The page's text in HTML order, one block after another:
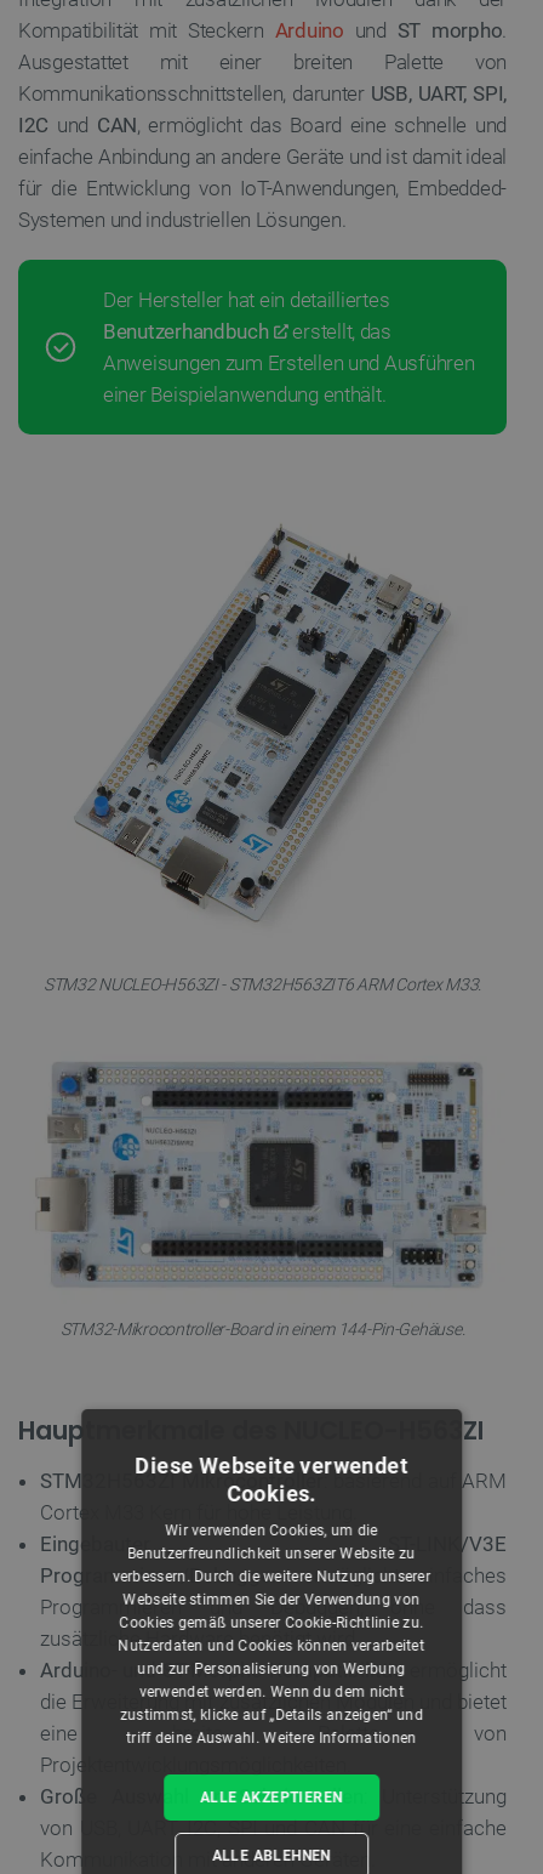
Kompatibilität mit Steckern Arduino und ST morpho
Ausgestattet mit einer breiten Palette von
Kommunikationsschnittstellen, darunter USB, UART, SPI,
I2C und CAN, ermöglicht das Board eine schnelle und
einfache Anbindung an andere Geräte und ist damit ideal
für die Entwicklung von IoT-Anwendungen, Embedded-
Systemen und industriellen Lösungen.
Der Hersteller hat ein detailliertes
Benutzerhandbuch
erstellt, das
Anweisungen zum Erstellen und Ausführen
einer Beispielanwendung enthält.
STM32 NUCLEO-H563ZI - STM32H563ZIT6 ARM Cortex M33.
STM32-Mikrocontroller-Board in einem 144-Pin-Gehäuse.
Hauptmerkmale des NUCLEO-H563ZI
STM32H563ZI Mikrocontroller: basierend auf ARM
Cortex M33 Kern für hohe Leistung.
Eingebauter ST-LINK/V3E
Programmierer/Debugger: ermöglicht einfaches
Programmieren und Debuggen, ohne dass
zusätzliche Hardware benötigt wird.
Arduino- und ST-Morpho-Kompatibilität: ermöglicht
die Erweiterung mit zusätzlichen Modulen und bietet
eine breite Palette von
Projektentwicklungsmöglichkeiten.
Große Auswahl an Schnittstellen
: Unterstützung
von USB, UART, I2C, SPI und CAN für eine einfache
Kommunikation mit anderen Geräten.
Diese Webseite verwendet
Cookies.
Wir verwenden Cookies, um die
Benutzerfreundlichkeit unserer Website zu
verbessern. Durch die weitere Nutzung unserer
Webseite stimmen Sie der Verwendung von
Cookies gemäß unserer Cookie-Richtlinie zu.
Nutzerdaten und Cookies können verarbeitet
und zur Personalisierung von Werbung
verwendet werden. Wenn du dem nicht
zustimmst, klicke auf „Details anzeigen“ und
triff deine Auswahl.Weitere Informationen
ALLE AKZEPTIEREN
ALLE ABLEHNEN